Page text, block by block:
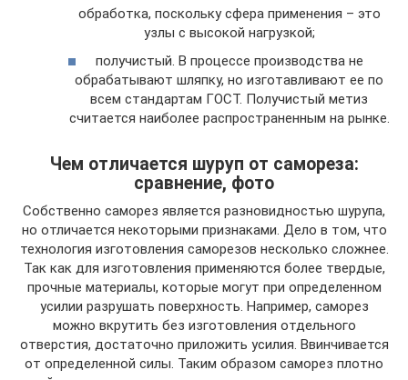
обработка, поскольку сфера применения – это
узлы с высокой нагрузкой;
получистый. В процессе производства не
обрабатывают шляпку, но изготавливают ее по
всем стандартам ГОСТ. Получистый метиз
считается наиболее распространенным на рынке.
Чем отличается шуруп от самореза:
сравнение, фото
Собственно саморез является разновидностью шурупа,
но отличается некоторыми признаками. Дело в том, что
технология изготовления саморезов несколько сложнее.
Так как для изготовления применяются более твердые,
прочные материалы, которые могут при определенном
усилии разрушать поверхность. Например, саморез
можно вкрутить без изготовления отдельного
отверстия, достаточно приложить усилия. Ввинчивается
от определенной силы. Таким образом саморез плотно